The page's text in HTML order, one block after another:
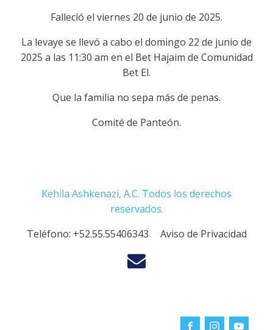
Falleció el viernes 20 de junio de 2025.
La levaye se llevó a cabo el domingo 22 de junio de
2025 a las 11:30 am en el Bet Hajaim de Comunidad
Bet El.
Que la familia no sepa más de penas.
Comité de Panteón.
Kehila Ashkenazi, A.C. Todos los derechos
reservados.
Teléfono: +52.55.55406343 Aviso de Privacidad